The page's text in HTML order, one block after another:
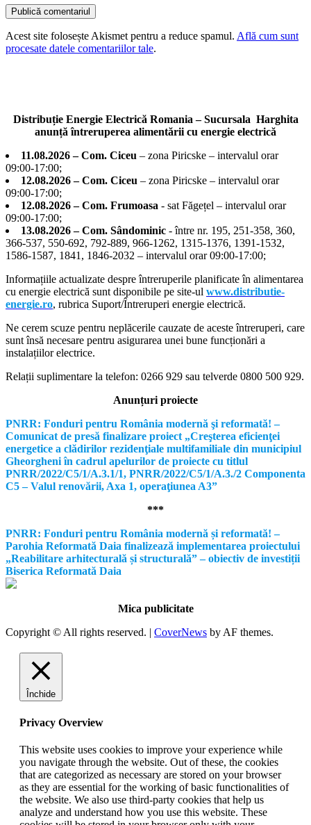
Acest site folosește Akismet pentru a reduce spamul. Află cum sunt
procesate datele comentariilor tale.
Distribuție Energie Electrică Romania – Sucursala Harghita
anunță întreruperea alimentării cu energie electrică
11.08.2026 – Com. Ciceu – zona Piricske – intervalul orar
09:00-17:00;
12.08.2026 – Com. Ciceu – zona Piricske – intervalul orar
09:00-17:00;
12.08.2026 – Com. Frumoasa - sat Făgețel – intervalul orar
09:00-17:00;
13.08.2026 – Com. Sândominic - între nr. 195, 251-358, 360,
366-537, 550-692, 792-889, 966-1262, 1315-1376, 1391-1532,
1586-1587, 1841, 1846-2032 – intervalul orar 09:00-17:00;
Informațiile actualizate despre întreruperile planificate în alimentarea
cu energie electrică sunt disponibile pe site-ul www.distributie-
energie.ro, rubrica Suport/Întreruperi energie electrică.
Ne cerem scuze pentru neplăcerile cauzate de aceste întreruperi, care
sunt însă necesare pentru asigurarea unei bune funcționări a
instalațiilor electrice.
Relații suplimentare la telefon: 0266 929 sau telverde 0800 500 929.
Anunțuri proiecte
PNRR: Fonduri pentru România modernă şi reformată! –
Comunicat de presă finalizare proiect „Creşterea eficienţei
energetice a clădirilor rezidenţiale multifamiliale din municipiul
Gheorgheni în cadrul apelurilor de proiecte cu titlul
PNRR/2022/C5/1/A.3.1/1, PNRR/2022/C5/1/A.3./2 Componenta
C5 – Valul renovării, Axa 1, operaţiunea A3”
***
PNRR: Fonduri pentru România modernă și reformată! –
Parohia Reformată Daia finalizează implementarea proiectului
„Reabilitare arhitecturală și structurală” – obiectiv de investiții
Biserica Reformată Daia
Mica publicitate
Copyright © All rights reserved. | CoverNews by AF themes.
Închide
Privacy Overview
This website uses cookies to improve your experience while
you navigate through the website. Out of these, the cookies
that are categorized as necessary are stored on your browser
as they are essential for the working of basic functionalities of
the website. We also use third-party cookies that help us
analyze and understand how you use this website. These